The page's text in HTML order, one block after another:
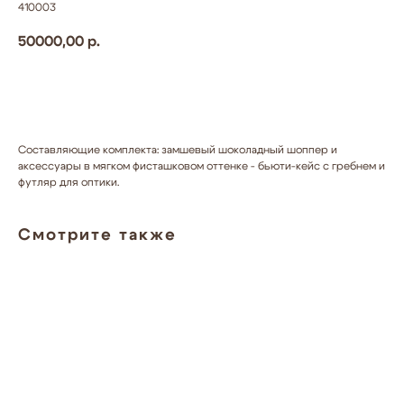
410003
50000,00 р.
Составляющие комплекта: замшевый шоколадный шоппер и
аксессуары в мягком фисташковом оттенке - бьюти-кейс с гребнем и
футляр для оптики.
Смотрите также